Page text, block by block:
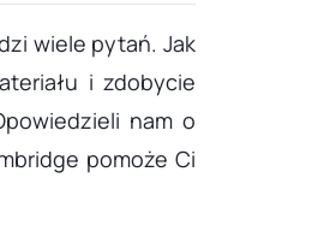
wiele pytań. Jak
i zdobycie
nam o
pomoże Ci